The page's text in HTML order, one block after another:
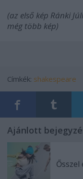
(az első kép Ránki
még több kép)
Címkék: shakespeare
Ajánlott
Ősszel